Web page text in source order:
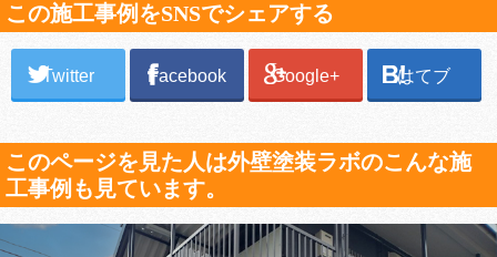
この施工事例をSNSでシェアする
Twitter Facebook Google+ はてブ
このページを見た人は外壁塗装ラボのこんな施
工事例も見ています。